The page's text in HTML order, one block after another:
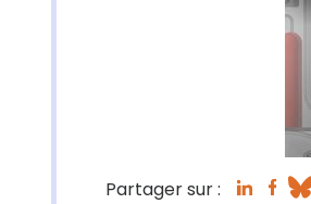
Partager sur :